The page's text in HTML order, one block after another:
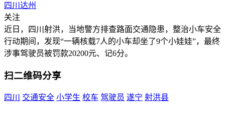
四川达州
关注
近日，四川射洪，当地警方排查路面交通隐患，整治小车安全
行动期间，发现“一辆核载7人的小车却坐了9个小娃娃”，最终
涉事驾驶员被罚款20200元、记6分。
扫二维码分享
四川 交通安全 小学生 校车 驾驶员 遂宁 射洪县